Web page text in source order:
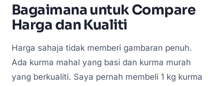
Bagaimana untuk Compare
Harga dan Kualiti
Harga sahaja tidak memberi gambaran penuh.
Ada kurma mahal yang basi dan kurma murah
yang berkualiti. Saya pernah membeli 1 kg kurma